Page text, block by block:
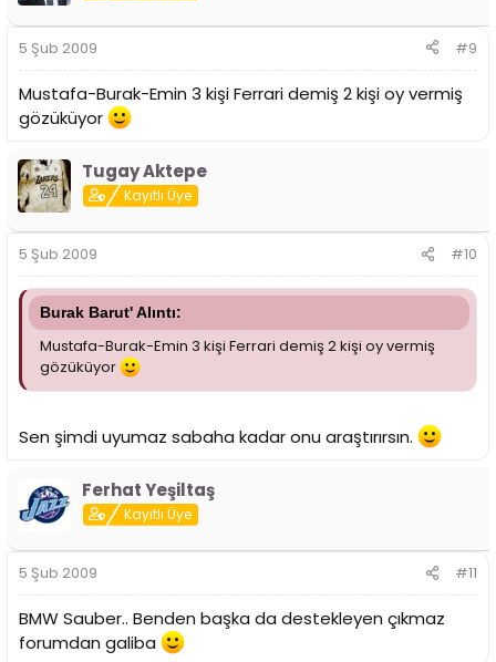
5 Şub 2009 #9
Mustafa-Burak-Emin 3 kişi Ferrari demiş 2 kişi oy vermiş
gözüküyor
Tugay Aktepe
Kayıtlı Üye
5 Şub 2009 #10
Burak Barut' Alıntı:
Mustafa-Burak-Emin 3 kişi Ferrari demiş 2 kişi oy vermiş
gözüküyor
Sen şimdi uyumaz sabaha kadar onu araştırırsın.
Ferhat Yeşiltaş
Kayıtlı Üye
5 Şub 2009 #11
BMW Sauber.. Benden başka da destekleyen çıkmaz
forumdan galiba